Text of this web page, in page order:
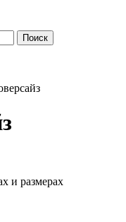
Поиск
и размерах